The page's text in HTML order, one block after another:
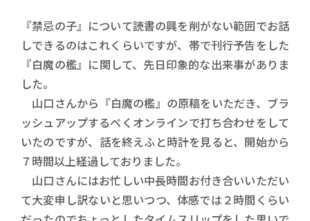
『禁忌の子』について読書の興を削がない範囲でお話
しできるのはこれくらいですが、帯で刊行予告をした
『白魔の檻』に関して、先日印象的な出来事がありま
した。
山口さんから『白魔の檻』の原稿をいただき、ブラ
ッシュアップするべくオンラインで打ち合わせをして
いたのですが、話を終えふと時計を見ると、開始から
７時間以上経過しておりました。
山口さんにはお忙しい中長時間お付き合いいただい
て大変申し訳ないと思いつつ、体感では２時間くらい